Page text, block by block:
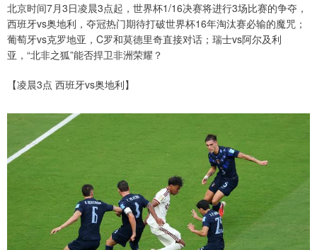
北京时间7月3日凌晨3点起，世界杯1/16决赛将进行3场比赛的争夺，
西班牙vs奥地利，夺冠热门期待打破世界杯16年淘汰赛必输的魔咒；
葡萄牙vs克罗地亚，C罗和莫德里奇直接对话；瑞士vs阿尔及利
亚，“北非之狐”能否捍卫非洲荣耀？
【凌晨3点 西班牙vs奥地利】